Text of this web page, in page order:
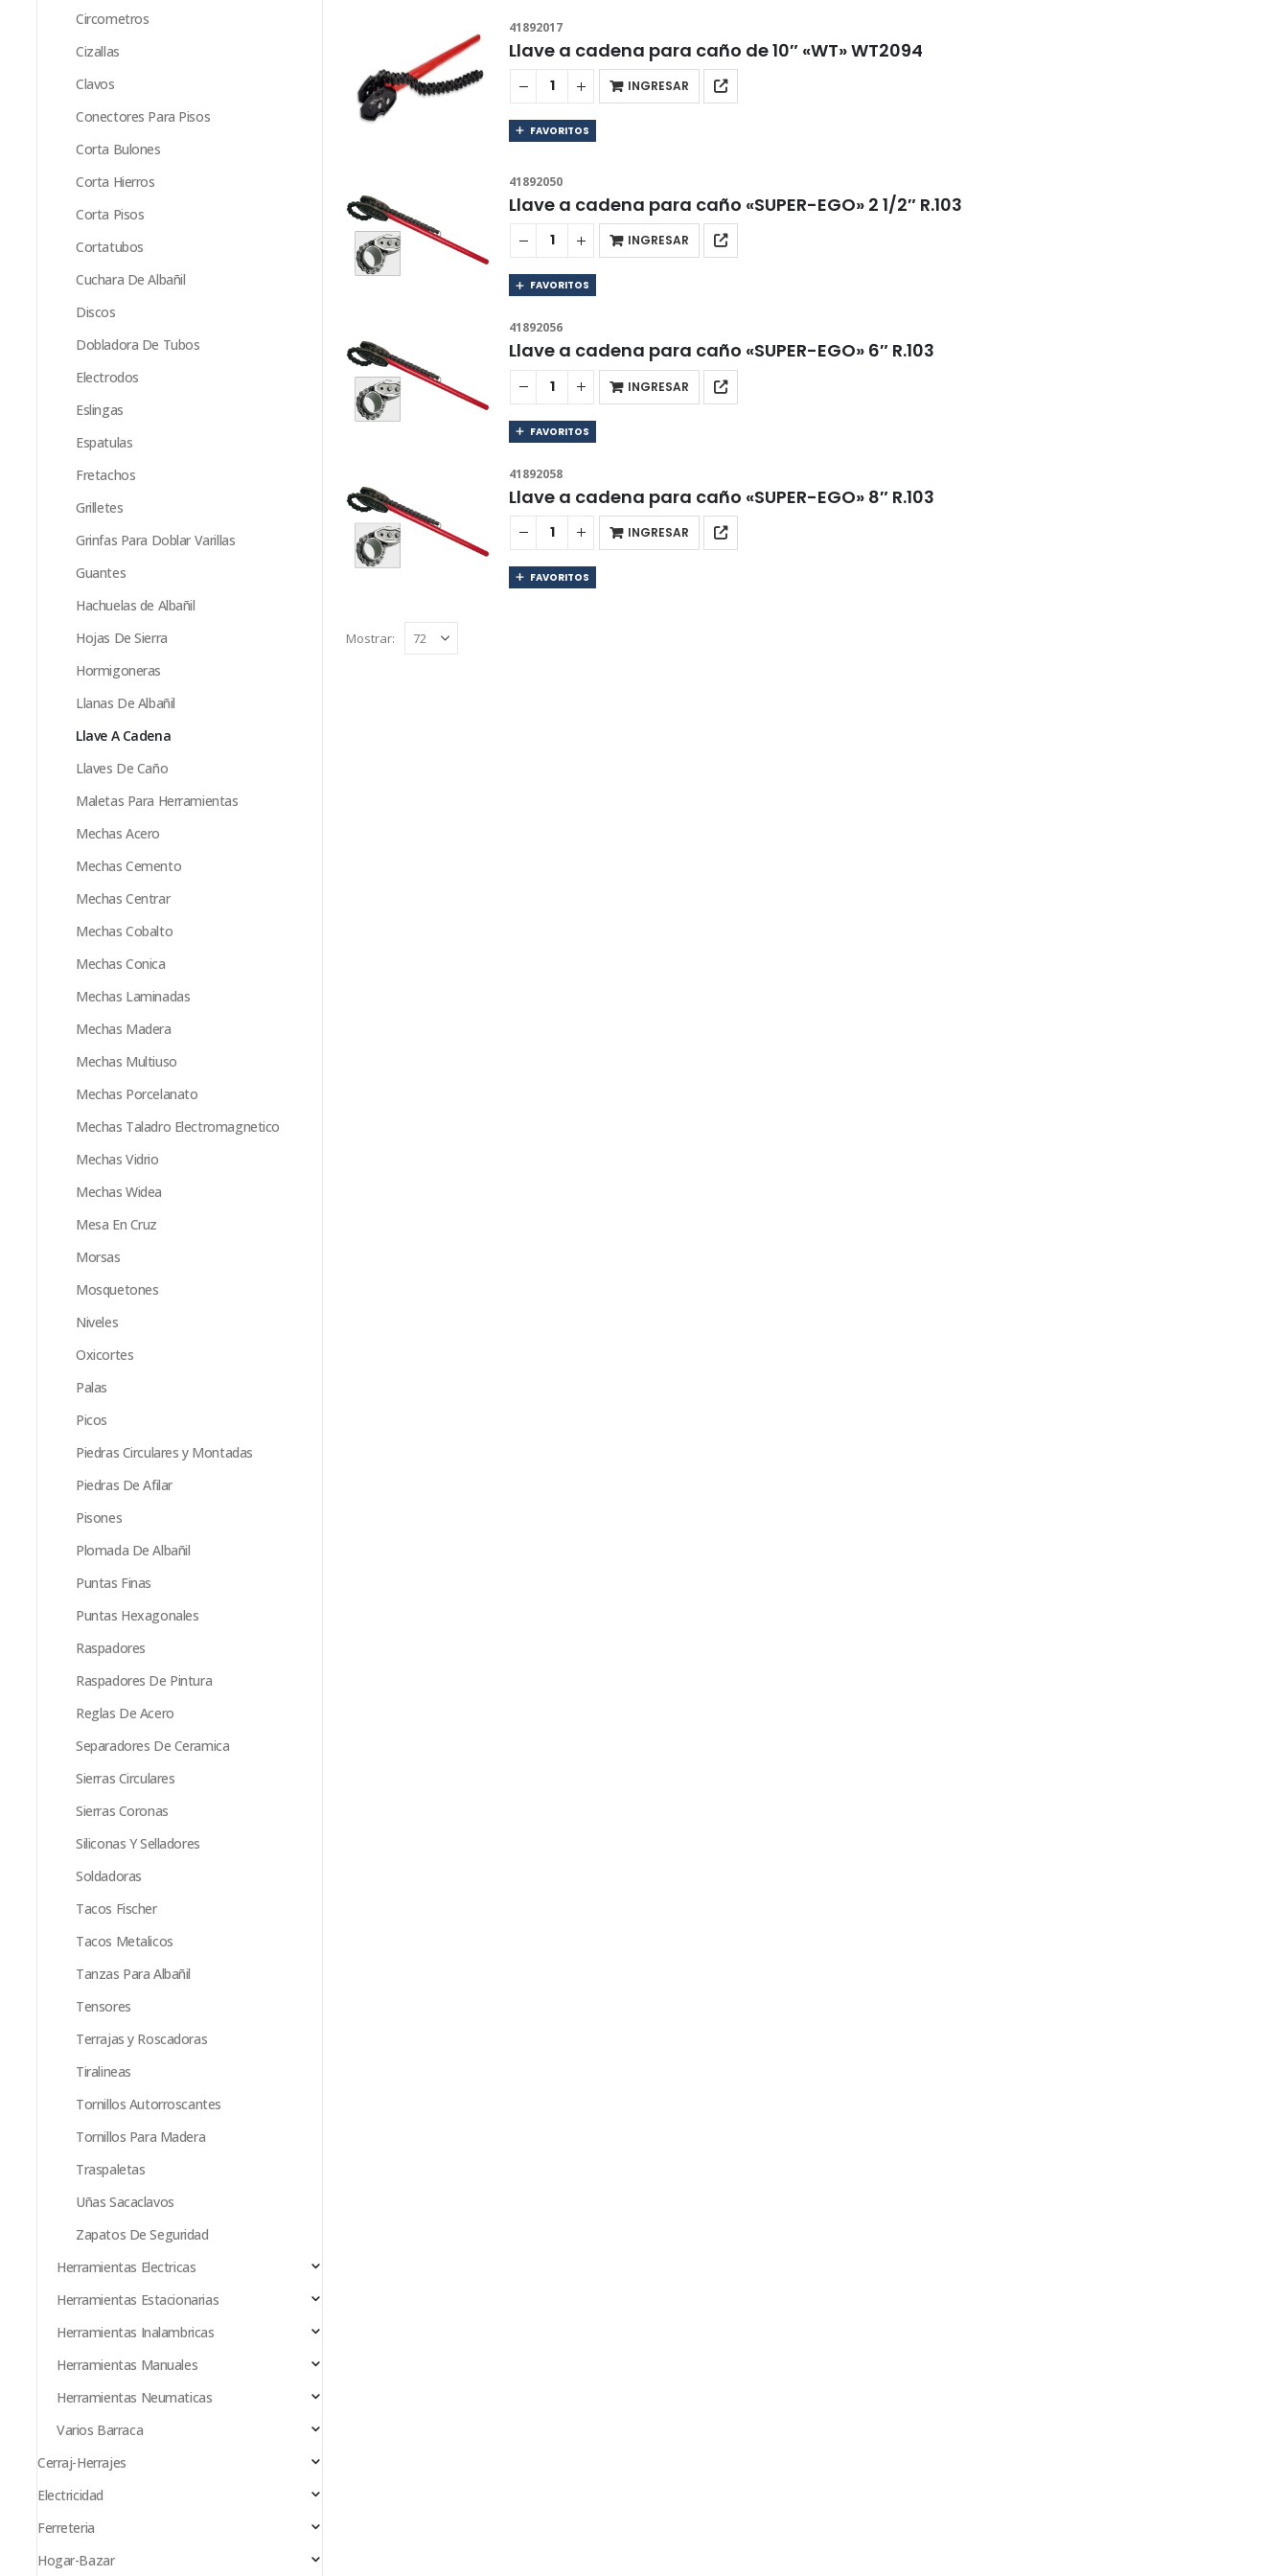
41892017
Llave a cadena para caño de 10″ «WT» WT2094
INGRESAR
FAVORITOS
41892050
Llave a cadena para caño «SUPER-EGO» 2 1/2″ R.103
INGRESAR
FAVORITOS
41892056
Llave a cadena para caño «SUPER-EGO» 6″ R.103
INGRESAR
FAVORITOS
41892058
Llave a cadena para caño «SUPER-EGO» 8″ R.103
INGRESAR
FAVORITOS
Mostrar:
Circometros
Cizallas
Clavos
Conectores Para Pisos
Corta Bulones
Corta Hierros
Corta Pisos
Cortatubos
Cuchara De Albañil
Discos
Dobladora De Tubos
Electrodos
Eslingas
Espatulas
Fretachos
Grilletes
Grinfas Para Doblar Varillas
Guantes
Hachuelas de Albañil
Hojas De Sierra
Hormigoneras
Llanas De Albañil
Llave A Cadena
Llaves De Caño
Maletas Para Herramientas
Mechas Acero
Mechas Cemento
Mechas Centrar
Mechas Cobalto
Mechas Conica
Mechas Laminadas
Mechas Madera
Mechas Multiuso
Mechas Porcelanato
Mechas Taladro Electromagnetico
Mechas Vidrio
Mechas Widea
Mesa En Cruz
Morsas
Mosquetones
Niveles
Oxicortes
Palas
Picos
Piedras Circulares y Montadas
Piedras De Afilar
Pisones
Plomada De Albañil
Puntas Finas
Puntas Hexagonales
Raspadores
Raspadores De Pintura
Reglas De Acero
Separadores De Ceramica
Sierras Circulares
Sierras Coronas
Siliconas Y Selladores
Soldadoras
Tacos Fischer
Tacos Metalicos
Tanzas Para Albañil
Tensores
Terrajas y Roscadoras
Tiralineas
Tornillos Autorroscantes
Tornillos Para Madera
Traspaletas
Uñas Sacaclavos
Zapatos De Seguridad
Herramientas Electricas
Herramientas Estacionarias
Herramientas Inalambricas
Herramientas Manuales
Herramientas Neumaticas
Varios Barraca
Cerraj-Herrajes
Electricidad
Ferreteria
Hogar-Bazar